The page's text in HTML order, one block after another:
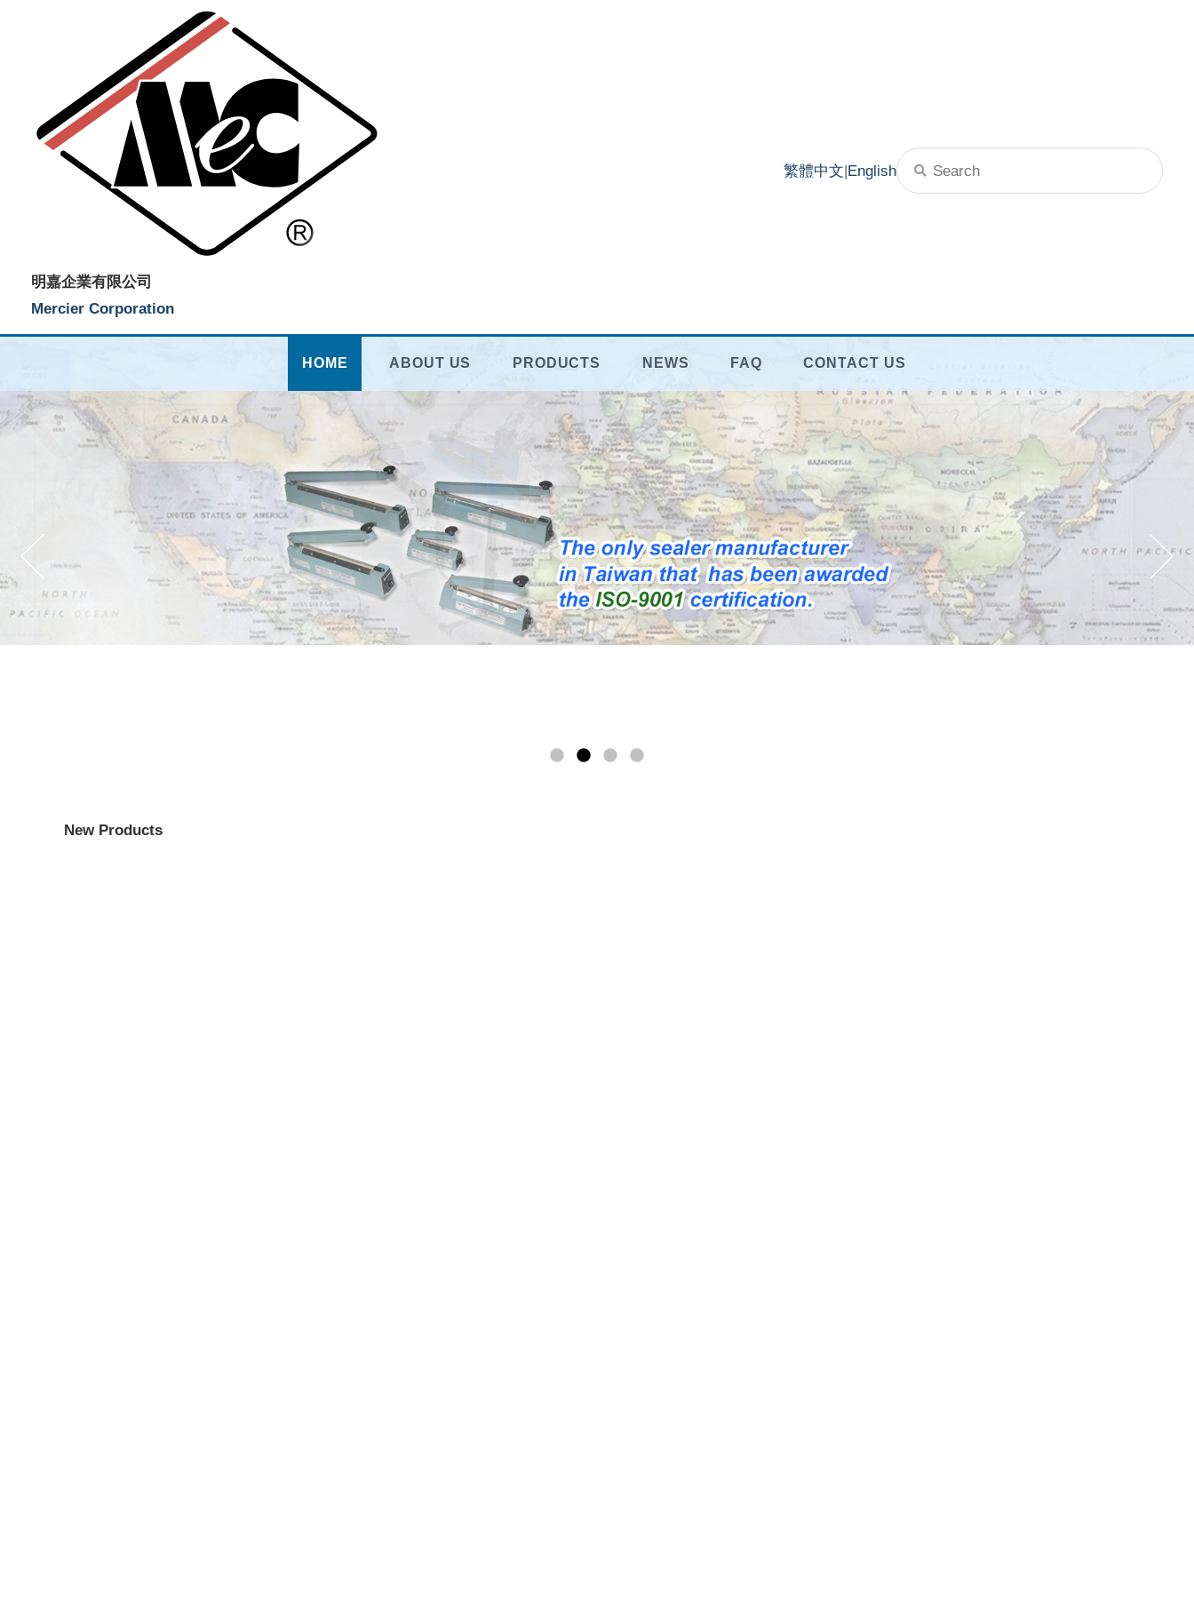
明嘉企業有限公司
Mercier Corporation
繁體中文|English
HOME ABOUT US PRODUCTS NEWS FAQ CONTACT US
New Products